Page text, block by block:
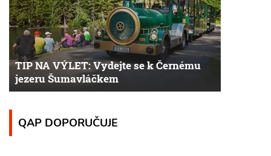
TIP NA VÝLET: Vydejte se k Černému
jezeru Šumavláčkem
QAP DOPORUČUJE